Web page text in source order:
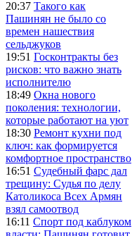
20:37 Такого как
Пашинян не было со
времен нашествия
сельджуков
19:51 Госконтракты без
рисков: что важно знать
исполнителю
18:49 Окна нового
поколения: технологии,
которые работают на уют
18:30 Ремонт кухни под
ключ: как формируется
комфортное пространство
16:51 Судебный фарс дал
трещину: Судья по делу
Католикоса Всех Армян
взял самоотвод
16:11 Спорт под каблуком